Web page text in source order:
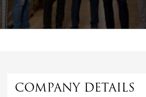
COMPANY DETAILS